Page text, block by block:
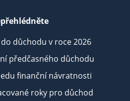
důchodu v roce 2026
předčasného důchodu
finanční návratnosti
roky pro důchod